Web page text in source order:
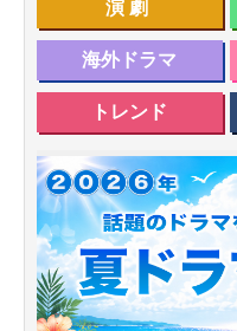
演劇
海外ドラマ
トレンド